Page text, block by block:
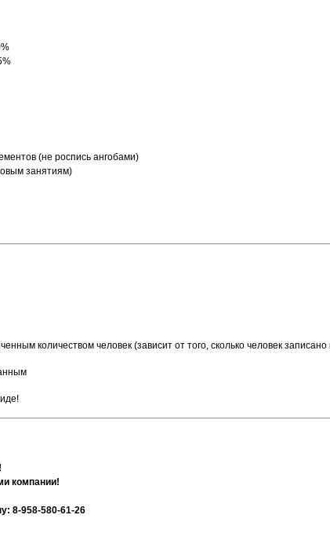
(не роспись ангобами)
занятиям)
количеством человек (зависит от того, сколько человек
компании!
8-958-580-61-26